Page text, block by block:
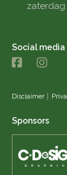
zaterdag
Social media
Disclaimer
Sponsors